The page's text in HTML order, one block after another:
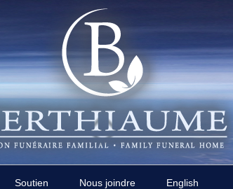
Soutien Nous joindre English